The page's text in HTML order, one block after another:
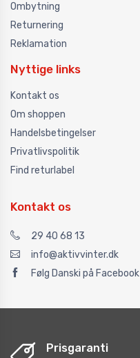
Ombytning
Returnering
Reklamation
Nyttige links
Kontakt os
Om shoppen
Handelsbetingelser
Privatlivspolitik
Find returlabel
Kontakt os
29 40 68 13
info@aktivvinter.dk
Følg Danski på Facebook
Prisgaranti